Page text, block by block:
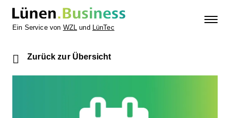
Ein Service von WZL und LünTec
Zurück zur Übersicht